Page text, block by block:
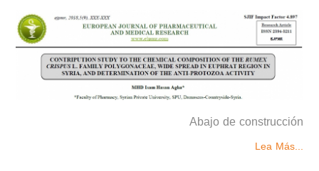
Abajo de construcción
Lea Más...